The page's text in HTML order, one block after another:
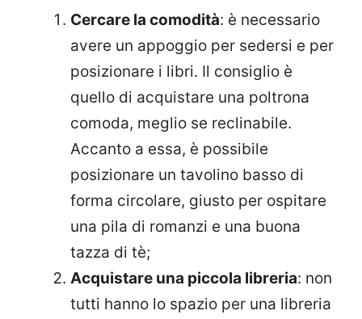
Cercare la comodità: è necessario
avere un appoggio per sedersi e per
posizionare i libri. Il consiglio è
quello di acquistare una poltrona
comoda, meglio se reclinabile.
Accanto a essa, è possibile
posizionare un tavolino basso di
forma circolare, giusto per ospitare
una pila di romanzi e una buona
tazza di tè;
Acquistare una piccola libreria: non
tutti hanno lo spazio per una libreria